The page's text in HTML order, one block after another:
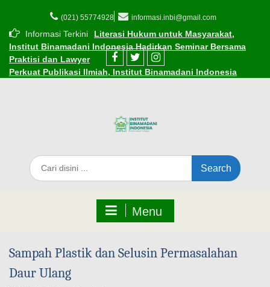
(021) 55774928 informasi.inbi@gmail.com
Informasi Terkini
Literasi Hukum untuk Masyarakat,
Institut Binamadani Indonesia Hadirkan Seminar Bersama
Praktisi dan Lawyer
Perkuat Publikasi Ilmiah, Institut Binamadani Indonesia
Cara Mudah Mendaftar Beasiswa di Institut Binamadani
Tantangan Ekonomi
Edaran Perkuliahan Selama Ramadhan 1447 H
Menu
Sampah Plastik dan Selusin Permasalahan
Daur Ulang